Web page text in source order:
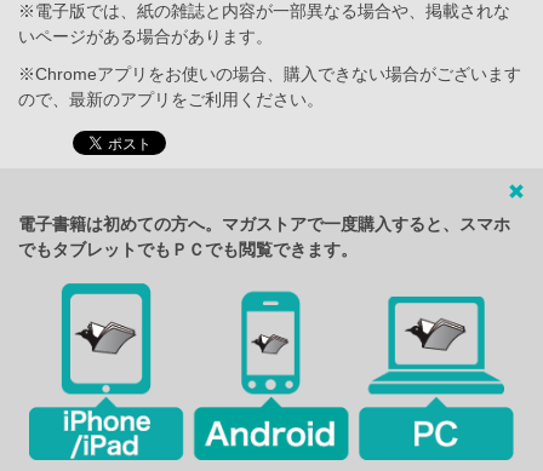
※電子版では、紙の雑誌と内容が一部異なる場合や、掲載されな
いページがある場合があります。
※Chromeアプリをお使いの場合、購入できない場合がございます
ので、最新のアプリをご利用ください。
電子書籍は初めての方へ。マガストアで一度購入すると、スマホ
でもタブレットでもＰＣでも閲覧できます。